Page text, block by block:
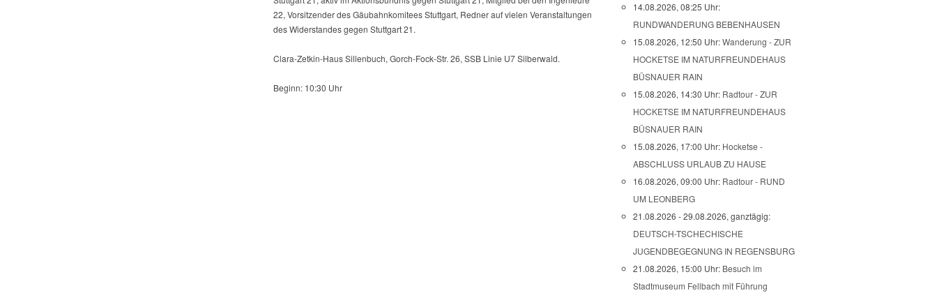
22, Vorsitzender des Gäubahnkomitees Stuttgart, Redner auf vielen Veranstaltungen
des Widerstandes gegen Stuttgart 21.
Clara-Zetkin-Haus Sillenbuch, Gorch-Fock-Str. 26, SSB Linie U7 Silberwald.
Beginn: 10:30 Uhr
14.08.2026, 08:25 Uhr:
RUNDWANDERUNG BEBENHAUSEN
15.08.2026, 12:50 Uhr:Wanderung - ZUR
HOCKETSE IM NATURFREUNDEHAUS
BÜSNAUER RAIN
15.08.2026, 14:30 Uhr: Radtour - ZUR
HOCKETSE IM NATURFREUNDEHAUS
BÜSNAUER RAIN
15.08.2026, 17:00 Uhr: Hocketse -
ABSCHLUSS URLAUB ZU HAUSE
16.08.2026, 09:00 Uhr: Radtour - RUND
UM LEONBERG
21.08.2026 - 29.08.2026, ganztägig:
DEUTSCH-TSCHECHISCHE
JUGENDBEGEGNUNG IN REGENSBURG
21.08.2026, 15:00 Uhr: Besuch im
Stadtmuseum Fellbach mit Führung